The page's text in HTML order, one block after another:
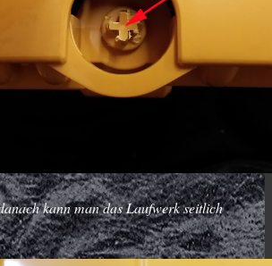
kann man das Laufwerk seitlich